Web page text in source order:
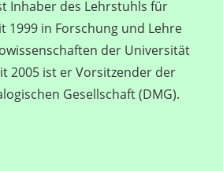
Inhaber des Lehrstuhls für
1999 in Forschung und Lehre
der Universität
2005 ist er Vorsitzender der
Gesellschaft (DMG).